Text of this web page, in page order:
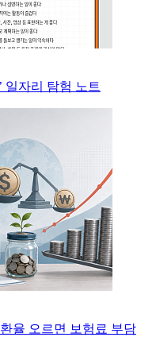
일자리 탐험 노트
율 오르면 보험료 부담